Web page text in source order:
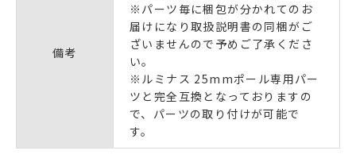
備考
※パーツ毎に梱包が分かれてのお
届けになり取扱説明書の同梱がご
ざいませんので予めご了承くださ
い。
※ルミナス 25mmポール専用パー
ツと完全互換となっておりますの
で、パーツの取り付けが可能で
す。